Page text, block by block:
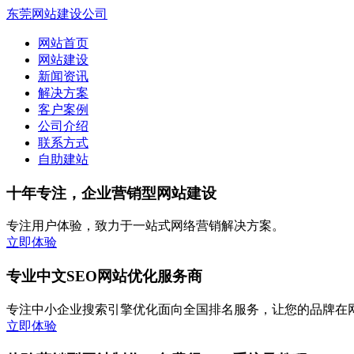
东莞网站建设公司
网站首页
网站建设
新闻资讯
解决方案
客户案例
公司介绍
联系方式
自助建站
十年专注，企业营销型网站建设
专注用户体验，致力于一站式网络营销解决方案。
立即体验
专业中文SEO网站优化服务商
专注中小企业搜索引擎优化面向全国排名服务，让您的品牌在
立即体验